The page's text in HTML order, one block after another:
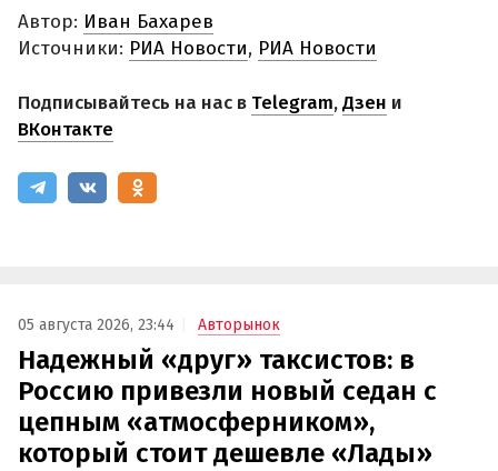
Автор: Иван Бахарев
Источники: РИА Новости, РИА Новости
Подписывайтесь на нас в Telegram,Дзен и
ВКонтакте
05 августа 2026, 23:44 Авторынок
Надежный «друг» таксистов: в
Россию привезли новый седан с
цепным «атмосферником»,
который стоит дешевле «Лады»